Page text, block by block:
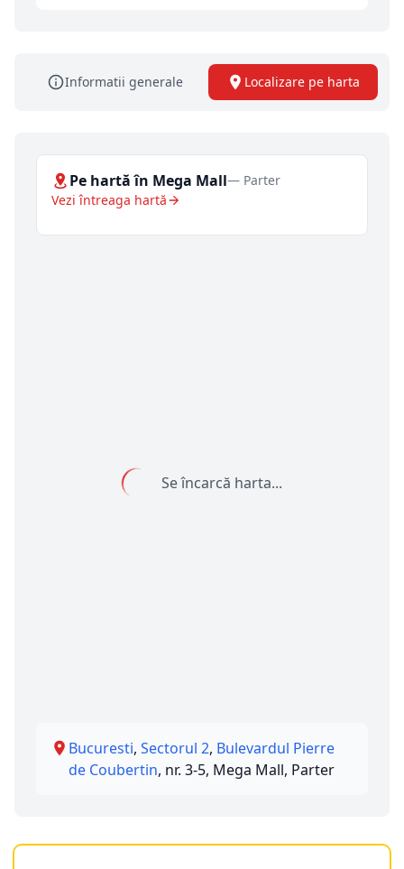
Informatii generale Localizare pe harta
Pe hartă în Mega Mall— Parter
Vezi întreaga hartă
Se încarcă harta...
Bucuresti, Sectorul 2, Bulevardul Pierre
de Coubertin, nr. 3-5, Mega Mall, Parter